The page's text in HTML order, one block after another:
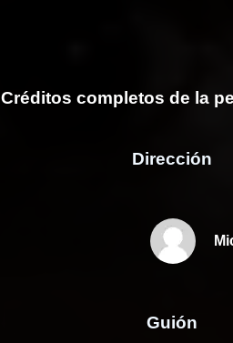
Créditos completos de la
Dirección
Guión